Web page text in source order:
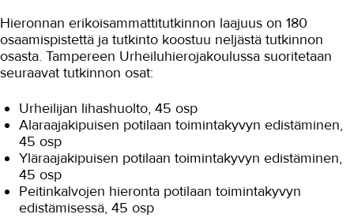
Hieronnan erikoisammattitutkinnon laajuus on 180
osaamispistettä ja tutkinto koostuu neljästä tutkinnon
osasta. Tampereen Urheiluhierojakoulussa suoritetaan
seuraavat tutkinnon osat:
Urheilijan lihashuolto, 45 osp
Alaraajakipuisen potilaan toimintakyvyn edistäminen,
45 osp
Yläraajakipuisen potilaan toimintakyvyn edistäminen,
45 osp
Peitinkalvojen hieronta potilaan toimintakyvyn
edistämisessä, 45 osp